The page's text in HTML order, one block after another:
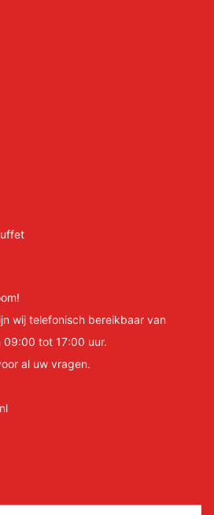
wij telefonisch bereikbaar van
tot 17:00 uur.
al uw vragen.